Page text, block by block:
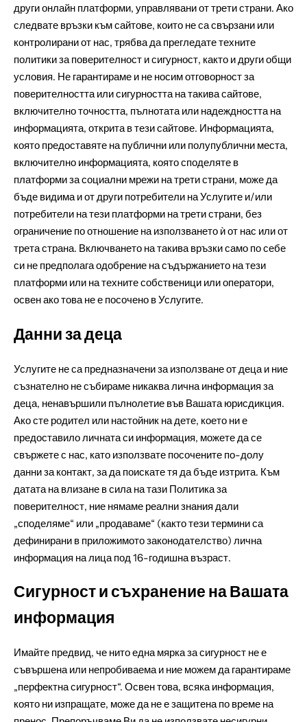
други онлайн платформи, управлявани от трети страни. Ако
следвате връзки към сайтове, които не са свързани или
контролирани от нас, трябва да прегледате техните
политики за поверителност и сигурност, както и други общи
условия. Не гарантираме и не носим отговорност за
поверителността или сигурността на такива сайтове,
включително точността, пълнотата или надеждността на
информацията, открита в тези сайтове. Информацията,
която предоставяте на публични или полупублични места,
включително информацията, която споделяте в
платформи за социални мрежи на трети страни, може да
бъде видима и от други потребители на Услугите и/или
потребители на тези платформи на трети страни, без
ограничение по отношение на използването ѝ от нас или от
трета страна. Включването на такива връзки само по себе
си не предполага одобрение на съдържанието на тези
платформи или на техните собственици или оператори,
освен ако това не е посочено в Услугите.
Данни за деца
Услугите не са предназначени за използване от деца и ние
съзнателно не събираме никаква лична информация за
деца, ненавършили пълнолетие във Вашата юрисдикция.
Ако сте родител или настойник на дете, което ни е
предоставило личната си информация, можете да се
свържете с нас, като използвате посочените по-долу
данни за контакт, за да поискате тя да бъде изтрита. Към
датата на влизане в сила на тази Политика за
поверителност, ние нямаме реални знания дали
„споделяме“ или „продаваме“ (както тези термини са
дефинирани в приложимото законодателство) лична
информация на лица под 16-годишна възраст.
Сигурност и съхранение на Вашата
информация
Имайте предвид, че нито една мярка за сигурност не е
съвършена или непробиваема и ние можем да гарантираме
„перфектна сигурност“. Освен това, всяка информация,
която ни изпращате, може да не е защитена по време на